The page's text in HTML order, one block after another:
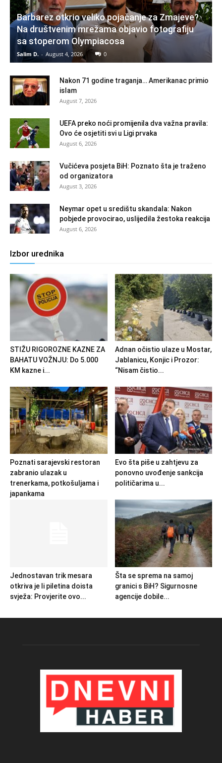
Barbarez otkrio veliko pojačanje za Zmajeve?
Na društvenim mrežama objavio fotografiju
sa stoperom Olympiacosa
Salim D. - August 4, 2026 0
Nakon 71 godine traganja… Amerikanac primio
islam
August 7, 2026
UEFA preko noći promijenila dva važna pravila:
Ovo će osjetiti svi u Ligi prvaka
August 6, 2026
Vučićeva posjeta BiH: Poznato šta je traženo
od organizatora
August 3, 2026
Neymar opet u središtu skandala: Nakon
pobjede provocirao, uslijedila žestoka reakcija
August 6, 2026
Izbor urednika
STIŽU RIGOROZNE KAZNE ZA
BAHATU VOŽNJU: Do 5.000
KM kazne i...
Adnan očistio ulaze u Mostar,
Jablanicu, Konjic i Prozor:
“Nisam čistio...
Poznati sarajevski restoran
zabranio ulazak u
trenerkama, potkošuljama i
japankama
Evo šta piše u zahtjevu za
ponovno uvođenje sankcija
političarima u...
Jednostavan trik mesara
otkriva je li piletina doista
svježa: Provjerite ovo...
Šta se sprema na samoj
granici s BiH? Sigurnosne
agencije dobile...